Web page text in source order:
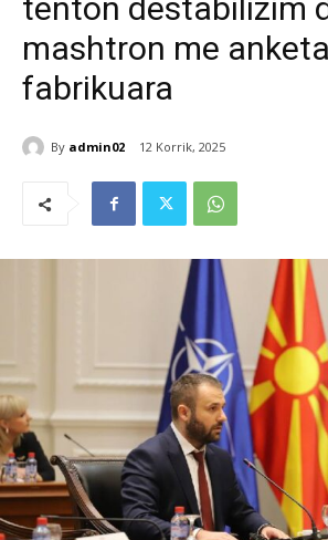
tenton destabilizim
mashtron me
fabrikuara
By admin02 12 Korrik, 2025